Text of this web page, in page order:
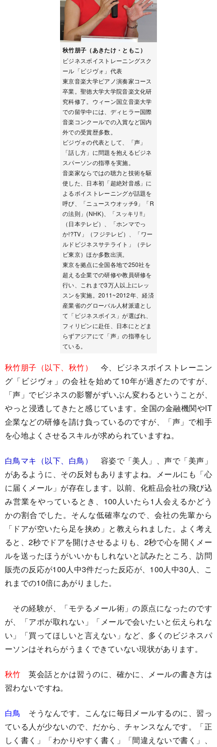
秋竹朋子（あきたけ・ともこ）
ビジネスボイストレーニングスク
ール「ビジヴォ」代表
東京音楽大学ピアノ演奏家コース
卒業。聖徳大学大学院音楽文化研
究科修了。ウィーン国立音楽大学
での留学中には、ディヒラー国際
音楽コンクールでの入賞など国内
外での受賞歴多数。
ビジヴォの代表として、「声」
「話し方」に問題を抱えるビジネ
スパーソンの指導を実施。
音楽家ならではの聴力と技術を駆
使した、日本初「超絶対音感」に
よるボイストレーニングが話題を
呼び、「ニュースウオッチ9」「R
の法則」(NHK)、「スッキリ!!」
（日本テレビ）、「ホンマでっ
か!?TV」（フジテレビ）、「ワー
ルドビジネスサテライト」（テレ
ビ東京）ほか多数出演。
東京を拠点に全国各地で250社を
超える企業での研修や教員研修を
行い、これまで3万人以上にレッ
スンを実施。2011~2012年、経済
産業省のグローバル人材派遣とし
て「ビジネスボイス」が選ばれ、
フィリピンに赴任、日本にとどま
らずアジアにて「声」の指導をし
ている。
秋竹朋子（以下、秋竹）
今、ビジネスボイストレーニン
グ「ビジヴォ」の会社を始めて10年が過ぎたのですが、
「声」でビジネスの影響がずいぶん変わるということが、
やっと浸透してきたと感じています。全国の金融機関やIT
企業などの研修を請け負っているのですが、「声」で相手
を心地よくさせるスキルが求められていますね。
白鳥マキ（以下、白鳥）
容姿で「美人」、声で「美声」
があるように、その反対もありますよね。メールにも「心
に届くメール」が存在します。以前、化粧品会社の飛び込
み営業をやっているとき、100人いたら1人会えるかどう
かの割合でした。そんな低確率なので、会社の先輩から
「ドアが空いたら足を挟め」と教えられました。よく考え
ると、2秒でドアを開けさせるよりも、2秒で心を開くメー
ルを送ったほうがいいかもしれないと試みたところ、訪問
販売の反応が100人中3件だった反応が、100人中30人、こ
れまでの10倍にあがりました。
その経験が、「モテるメール術」の原点になったのです
が、「アポが取れない」「メールで会いたいと伝えられな
い」「買ってほしいと言えない」など、多くのビジネスパ
ーソンはそれらがうまくできていない現状があります。
秋竹 英会話とかは習うのに、確かに、メールの書き方は
習わないですね。
白鳥 そうなんです。こんなに毎日メールするのに、習っ
ている人が少ないので、だから、チャンスなんです。「正
しく書く」「わかりやすく書く」「間違えないで書く」、